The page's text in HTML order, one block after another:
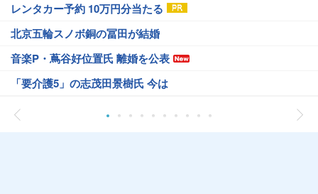
レンタカー予約 10万円分当たる
北京五輪スノボ銅の冨田が結婚
音楽P・蔦谷好位置氏 離婚を公表
「要介護5」の志茂田景樹氏 今は